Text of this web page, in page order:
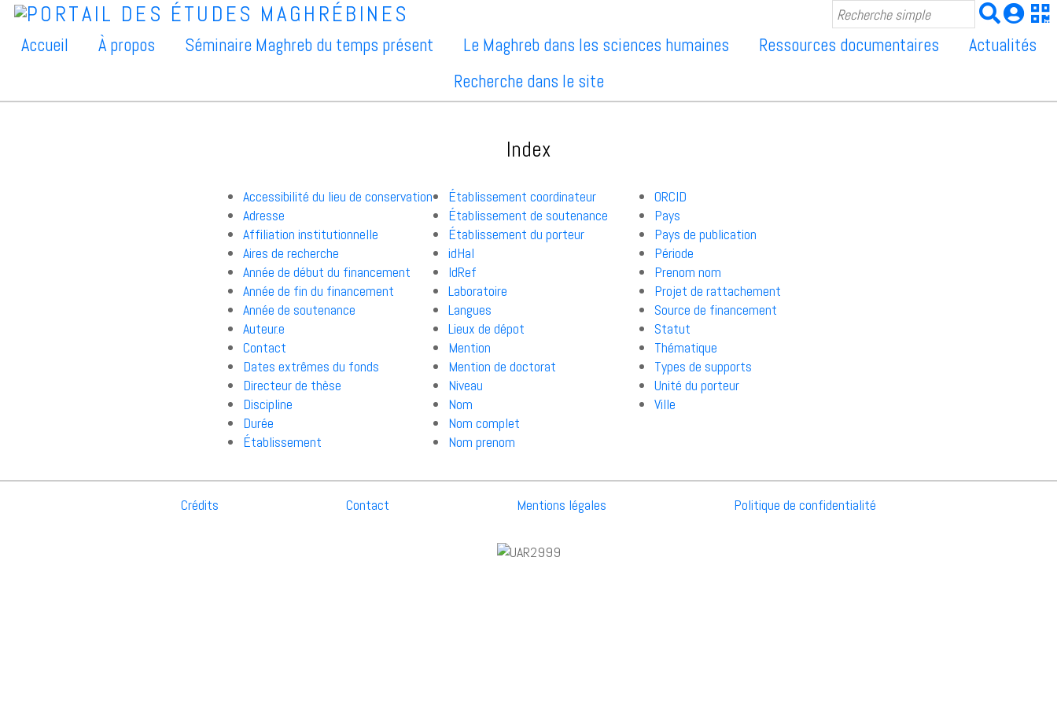
Accueil À propos Séminaire Maghreb du temps présent Le Maghreb dans les sciences humaines Ressources documentaires
Actualités
Recherche dans le site
Index
Accessibilité du lieu de conservation
Adresse
Affiliation institutionnelle
Aires de recherche
Année de début du financement
Année de fin du financement
Année de soutenance
Auteur.e
Contact
Dates extrêmes du fonds
Directeur de thèse
Discipline
Durée
Établissement
Établissement coordinateur
Établissement de soutenance
Établissement du porteur
idHal
IdRef
Laboratoire
Langues
Lieux de dépot
Mention
Mention de doctorat
Niveau
Nom
Nom complet
Nom prenom
ORCID
Pays
Pays de publication
Période
Prenom nom
Projet de rattachement
Source de financement
Statut
Thématique
Types de supports
Unité du porteur
Ville
Crédits Contact Mentions légales Politique de confidentialité